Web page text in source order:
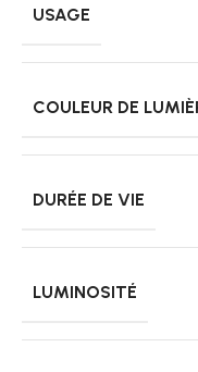
USAGE
COULEUR DE
DURÉE DE VIE
LUMINOSITÉ